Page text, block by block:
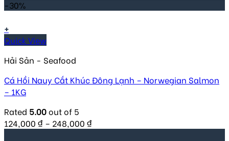
-30%
+
Quick View
Hải Sản - Seafood
Cá Hồi Nauy Cắt Khúc Đông Lạnh – Norwegian Salmon
– 1KG
Rated 5.00out of 5
124,000 ₫ – 248,000 ₫